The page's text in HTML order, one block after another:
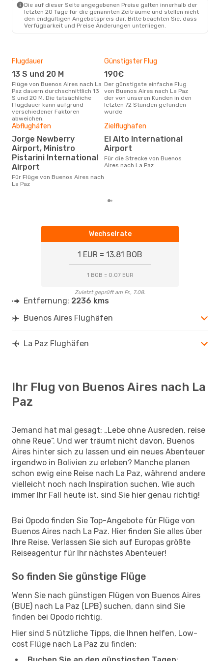
Die auf dieser Seite angegebenen Preise galten innerhalb der
letzten 20 Tage für die genannten Zeiträume und stellen nicht
den endgültigen Angebotspreis dar. Bitte beachten Sie, dass
Verfügbarkeit und Preise Änderungen unterliegen.
Flugdauer
13 S und 20 M
Flüge von Buenos Aires nach La
Paz dauern durchschnittlich 13
S und 20 M. Die tatsächliche
Flugdauer kann aufgrund
verschiedener Faktoren
abweichen.
Günstigster Flug
190€
Der günstigste einfache Flug
von Buenos Aires nach La Paz
der von unseren Kunden in den
letzten 72 Stunden gefunden
wurde
Abflughäfen
Jorge Newberry
Airport, Ministro
Pistarini International
Airport
Für Flüge von Buenos Aires nach
La Paz
Zielflughafen
El Alto International
Airport
Für die Strecke von Buenos
Aires nach La Paz
Wechselrate
1 EUR = 13.81 BOB
1 BOB = 0.07 EUR
Zuletzt geprüft am Fr., 7.08.
Entfernung: 2236 kms
Buenos Aires Flughäfen
La Paz Flughäfen
Ihr Flug von Buenos Aires nach La
Paz
Jemand hat mal gesagt: „Lebe ohne Ausreden, reise
ohne Reue“. Und wer träumt nicht davon, Buenos
Aires hinter sich zu lassen und ein neues Abenteuer
irgendwo in Bolivien zu erleben? Manche planen
schon ewig eine Reise nach La Paz, während andere
vielleicht noch nach Inspiration suchen. Wie auch
immer Ihr Fall heute ist, sind Sie hier genau richtig!
Bei Opodo finden Sie Top-Angebote für Flüge von
Buenos Aires nach La Paz. Hier finden Sie alles über
Ihre Reise. Verlassen Sie sich auf Europas größte
Reiseagentur für Ihr nächstes Abenteuer!
So finden Sie günstige Flüge
Wenn Sie nach günstigen Flügen von Buenos Aires
(BUE) nach La Paz (LPB) suchen, dann sind Sie
finden bei Opodo richtig.
Hier sind 5 nützliche Tipps, die Ihnen helfen, Low-
cost Flüge nach La Paz zu finden: